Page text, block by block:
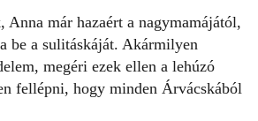
Anna már hazaért a nagymamájától,
be a sulitáskáját. Akármilyen
megéri ezek ellen a lehúzó
fellépni, hogy minden Árvácskából